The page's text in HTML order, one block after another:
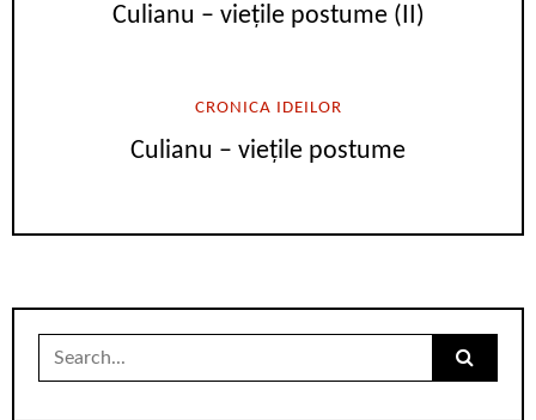
Culianu – viețile postume (II)
CRONICA IDEILOR
Culianu – viețile postume
Search